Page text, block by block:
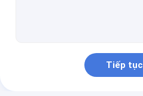
Phòng thử nghiệm kết hợp
Tiếp tục